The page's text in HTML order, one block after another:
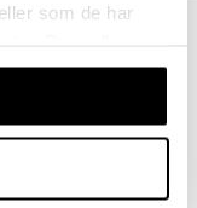
som de har
vår webbplats.
ostatko yksittäisen
ylittää 50 €.
normaalisti samana